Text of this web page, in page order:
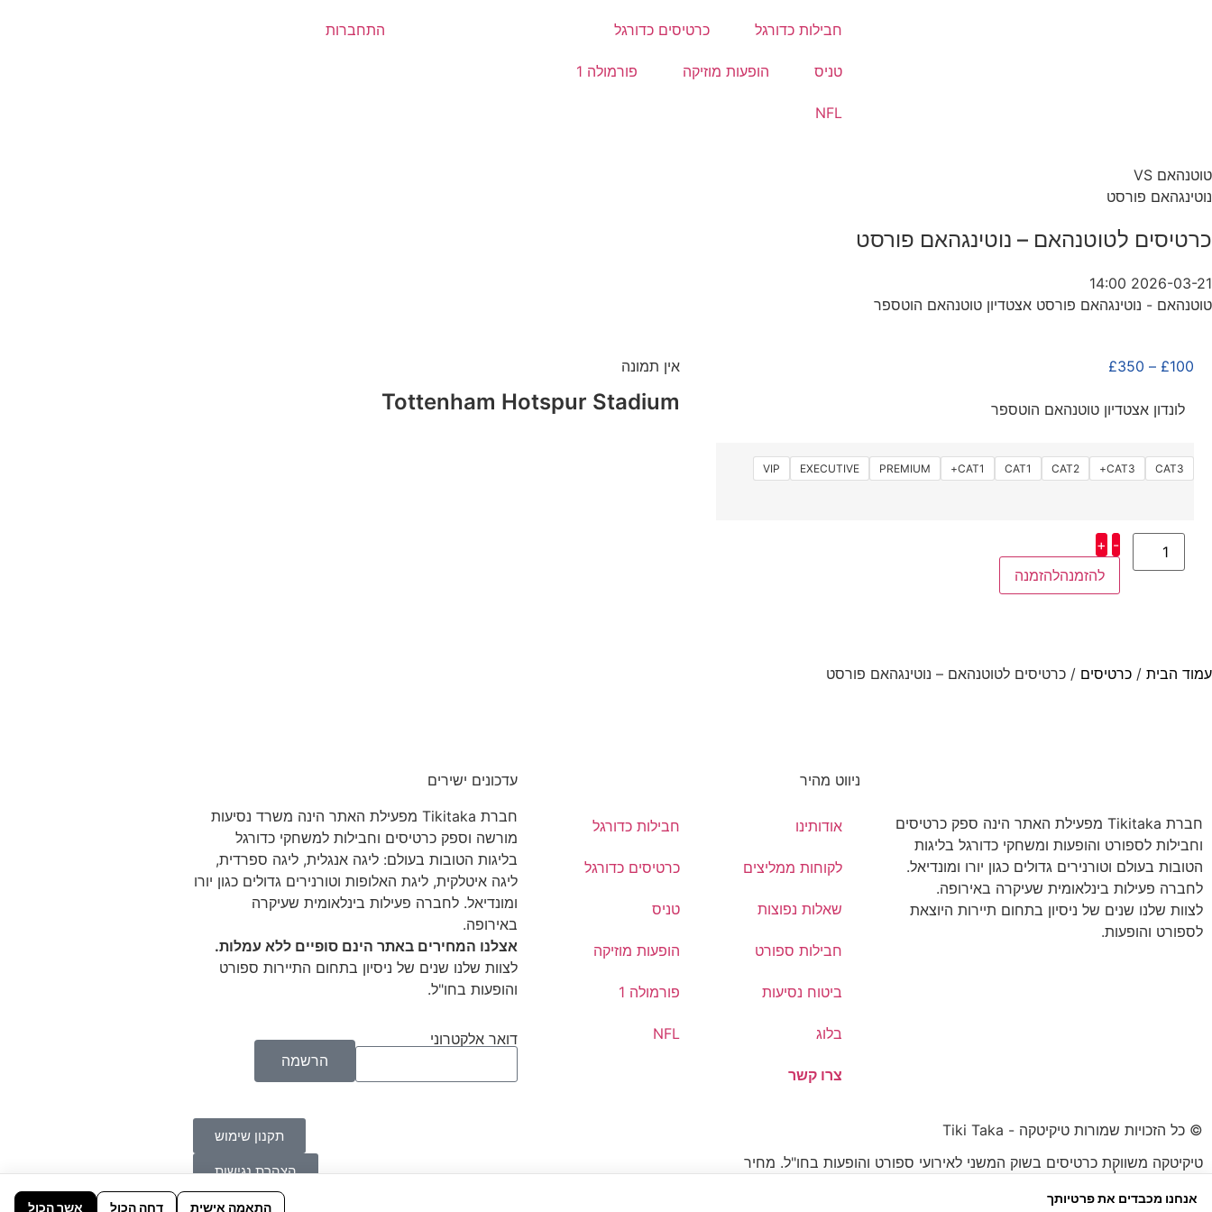
חבילות כדורגל כרטיסים כדורגל
טניס הופעות מוזיקה פורמולה 1
NFL
התחברות
טוטנהאם VS
נוטינגהאם פורסט
כרטיסים לטוטנהאם – נוטינגהאם פורסט
2026-03-21 14:00
טוטנהאם - נוטינגהאם פורסט אצטדיון טוטנהאם הוטספר
£100
–
£350
לונדון אצטדיון טוטנהאם הוטספר
CAT3
CAT3+
CAT2
CAT1
CAT1+
PREMIUM
EXECUTIVE
VIP
-
+
להזמנה
אין תמונה
Tottenham Hotspur Stadium
עמוד הבית / כרטיסים / כרטיסים לטוטנהאם – נוטינגהאם פורסט
חברת Tikitaka מפעילת האתר הינה ספק כרטיסים
וחבילות לספורט והופעות ומשחקי כדורגל בליגות
הטובות בעולם וטורנירים גדולים כגון יורו ומונדיאל.
לחברה פעילות בינלאומית שעיקרה באירופה.
לצוות שלנו שנים של ניסיון בתחום תיירות היוצאת
לספורט והופעות.
ניווט מהיר
אודותינו
לקוחות ממליצים
שאלות נפוצות
חבילות ספורט
ביטוח נסיעות
בלוג
צרו קשר
חבילות כדורגל
כרטיסים כדורגל
טניס
הופעות מוזיקה
פורמולה 1
NFL
עדכונים ישירים
חברת Tikitaka מפעילת האתר הינה משרד נסיעות
מורשה וספק כרטיסים וחבילות למשחקי כדורגל
בליגות הטובות בעולם: ליגה אנגלית, ליגה ספרדית,
ליגה איטלקית, ליגת האלופות וטורנירים גדולים כגון יורו
ומונדיאל. לחברה פעילות בינלאומית שעיקרה
באירופה.
אצלנו המחירים באתר הינם סופיים ללא עמלות.
לצוות שלנו שנים של ניסיון בתחום התיירות ספורט
והופעות בחו"ל.
דואר אלקטרוני
הרשמה
© כל הזכויות שמורות טיקיטקה - Tiki Taka
טיקיטקה משווקת כרטיסים בשוק המשני לאירועי ספורט והופעות בחו"ל. מחיר
הכרטיס עשוי להיות נמוך או גבוה מהמחיר הרשמי.
תקנון שימוש
הצהרת נגישות
אנחנו מכבדים את פרטיותך
התאמה אישית דחה הכול אשר הכול